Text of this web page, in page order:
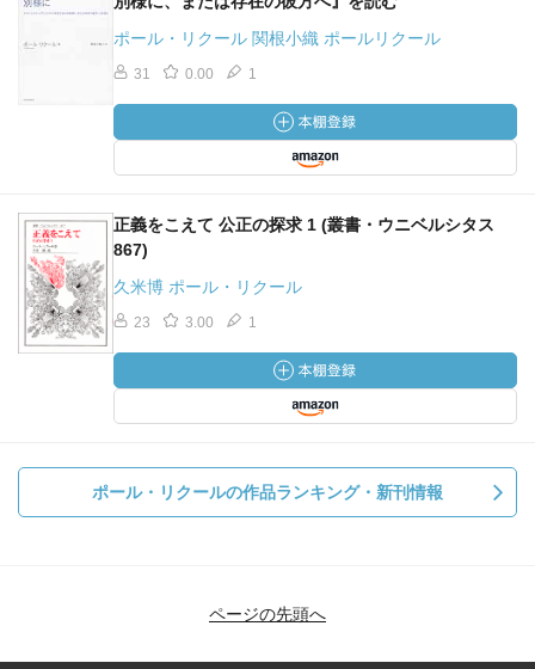
ポール・リクール 関根小織 ポールリクール
31 0.00 1
正義をこえて 公正の探求 1 (叢書・ウニベルシタス
867)
久米博 ポール・リクール
23 3.00 1
ポール・リクールの作品ランキング・新刊情報
ページの先頭へ